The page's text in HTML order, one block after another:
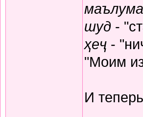
шуд -
ҳеҷ -
"Моим
И